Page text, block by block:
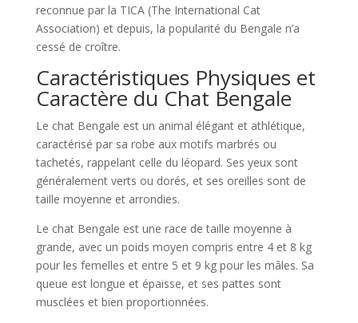
reconnue par la TICA (The International Cat
Association) et depuis, la popularité du Bengale n’a
cessé de croître.
Caractéristiques Physiques et
Caractère du Chat Bengale
Le chat Bengale est un animal élégant et athlétique,
caractérisé par sa robe aux motifs marbrés ou
tachetés, rappelant celle du léopard. Ses yeux sont
généralement verts ou dorés, et ses oreilles sont de
taille moyenne et arrondies.
Le chat Bengale est une race de taille moyenne à
grande, avec un poids moyen compris entre 4 et 8 kg
pour les femelles et entre 5 et 9 kg pour les mâles. Sa
queue est longue et épaisse, et ses pattes sont
musclées et bien proportionnées.